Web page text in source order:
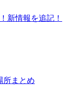
新情報を追記！
所まとめ